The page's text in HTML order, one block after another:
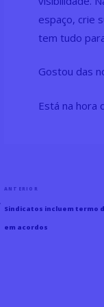
espaço, crie
tem tudo
Gostou das
Está na hora
Post
Post
Anterior
ANTERIOR
Sindicatos incluem termo
em acordos